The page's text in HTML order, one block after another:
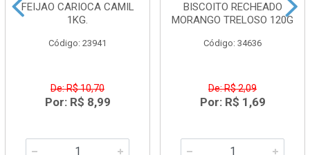
FEIJAO CARIOCA CAMIL
1KG.
Código: 23941
De: R$ 10,70
Por: R$ 8,99
BISCOITO RECHEADO
MORANGO TRELOSO 120G
Código: 34636
De: R$ 2,09
Por: R$ 1,69